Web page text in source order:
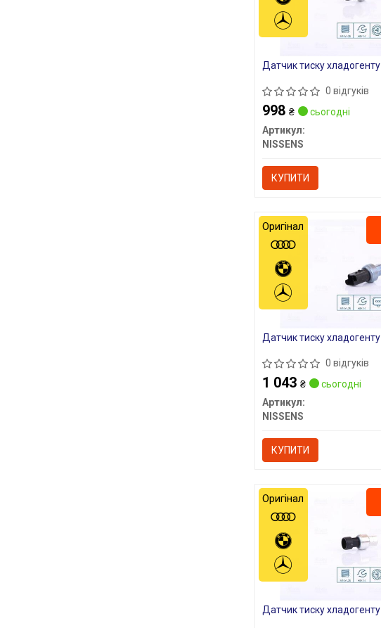
Датчик тиску хладогенту
0 відгуків
998 ₴
сьогодні
Артикул:
NISSENS
КУПИТИ
Датчик тиску хладогенту
0 відгуків
1 043 ₴
сьогодні
Артикул:
NISSENS
КУПИТИ
Оригінал
Датчик тиску хладогенту
Оригінал